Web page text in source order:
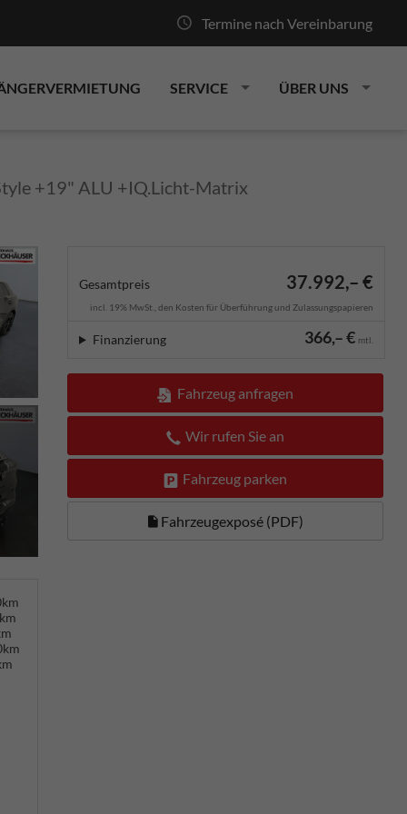
Termine nach Vereinbarung
SERVICE ÜBER UNS
+19" ALU +IQ.Licht-Matrix
Gesamtpreis 37.992,– €
incl. 19% MwSt., den Kosten für Überführung und Zulassungspapieren
366,– € mtl.
Finanzierung
Fahrzeug anfragen
Wir rufen Sie an
Fahrzeug parken
Fahrzeugexposé (PDF)